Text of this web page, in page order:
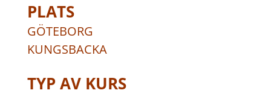
PLATS
GÖTEBORG
KUNGSBACKA
TYP AV KURS